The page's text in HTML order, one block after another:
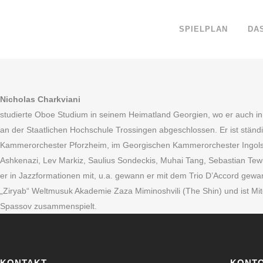
SPIELPLAN
Nicholas Charkviani
studierte Oboe Studium in seinem Heimatland Georgien, wo er auch
an der Staatlichen Hochschule Trossingen abgeschlossen. Er ist
Kammerorchester Pforzheim, im Georgischen Kammerorchester
Ashkenazi, Lev Markiz, Saulius Sondeckis, Muhai Tang, Sebastian
er in Jazzformationen mit, u.a. gewann er mit dem Trio D’Accord
„Ziryab“ Weltmusuk Akademie Zaza Miminoshvili (The Shin) und ist
Spassov zusammenspielt.